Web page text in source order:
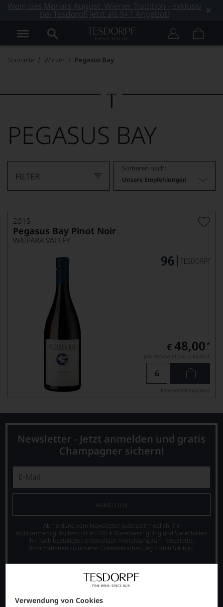
Verwendung von Cookies
Wein des Monats August: Wiener Tradition - exklusiv
bei Tesdorpf! Jetzt als 5+1 Angebot!
Startseite Winzer Pegasus Bay
PEGASUS BAY
FILTER
Sortieren nach:
Unsere Empfehlungen
2015
Pegasus Bay Pinot Noir
WAIPARA VALLEY
€ 48,00 *
pro Flasche (0.75l), € 64,00/L
Lebensmittel­angaben
Newsletter - Jetzt anmelden und gratis
Champagner sichern!
ANMELDEN
Abmeldung vom Newsletter jederzeit möglich. Ihr
Willkommensgutschein ist ab 200 € Warenwert gültig und Sie erhalten
ihn nach bestätigter, erstmaliger Anmeldung zum Newsletter.
Informationen zu unserer Datenverarbeitung finden Sie hier.